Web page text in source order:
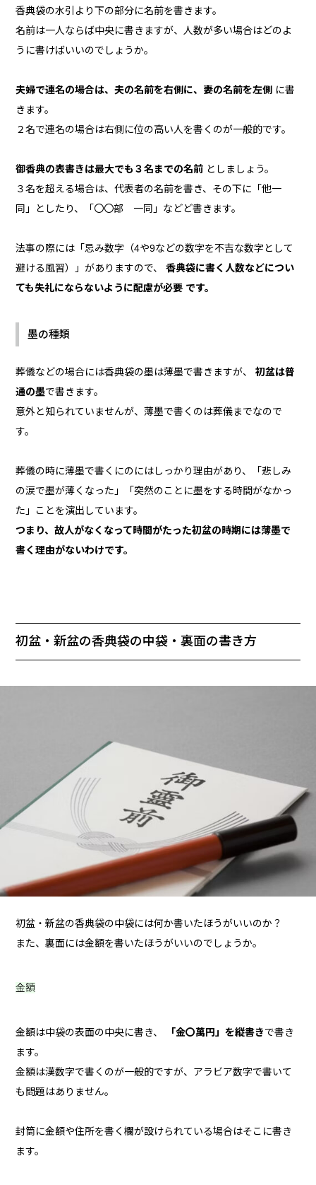
香典袋の水引より下の部分に名前を書きます。
名前は一人ならば中央に書きますが、人数が多い場合はどのよ
うに書けばいいのでしょうか。
夫婦で連名の場合は、夫の名前を右側に、妻の名前を左側 に書
きます。
２名で連名の場合は右側に位の高い人を書くのが一般的です。
御香典の表書きは最大でも３名までの名前 としましょう。
３名を超える場合は、代表者の名前を書き、その下に「他一
同」としたり、「〇〇部 一同」などど書きます。
法事の際には「忌み数字（4や9などの数字を不吉な数字として
避ける風習）」がありますので、香典袋に書く人数などについ
ても失礼にならないように配慮が必要 です。
墨の種類
葬儀などの場合には香典袋の墨は薄墨で書きますが、初盆は普
通の墨で書きます。
意外と知られていませんが、薄墨で書くのは葬儀までなので
す。
葬儀の時に薄墨で書くにのにはしっかり理由があり、「悲しみ
の涙で墨が薄くなった」「突然のことに墨をする時間がなかっ
た」ことを演出しています。
つまり、故人がなくなって時間がたった初盆の時期には薄墨で
書く理由がないわけです。
初盆・新盆の香典袋の中袋・裏面の書き方
初盆・新盆の香典袋の中袋には何か書いたほうがいいのか？
また、裏面には金額を書いたほうがいいのでしょうか。
金額
金額は中袋の表面の中央に書き、 「金〇萬円」を縦書きで書き
ます。
金額は漢数字で書くのが一般的ですが、アラビア数字で書いて
も問題はありません。
封筒に金額や住所を書く欄が設けられている場合はそこに書き
ます。